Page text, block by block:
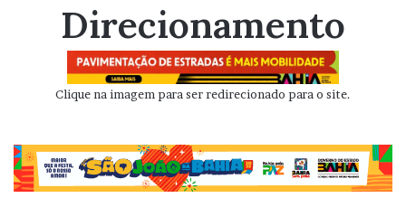
Direcionamento
Clique na imagem para ser redirecionado para o site.